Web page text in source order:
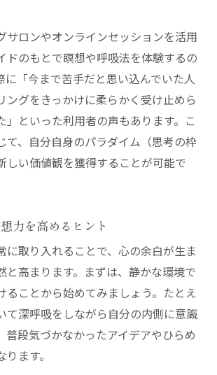
サロンやオンラインセッションを活用
ドのもとで瞑想や呼吸法を体験するの
に「今まで苦手だと思い込んでいた人
ングをきっかけに柔らかく受け止めら
」といった利用者の声もあります。こ
て、自分自身のパラダイム（思考の枠
しい価値観を獲得することが可能で
力を高めるヒント
に取り入れることで、心の余白が生ま
と高まります。まずは、静かな環境で
ることから始めてみましょう。たとえ
て深呼吸をしながら自分の内側に意識
普段気づかなかったアイデアやひらめ
ます。